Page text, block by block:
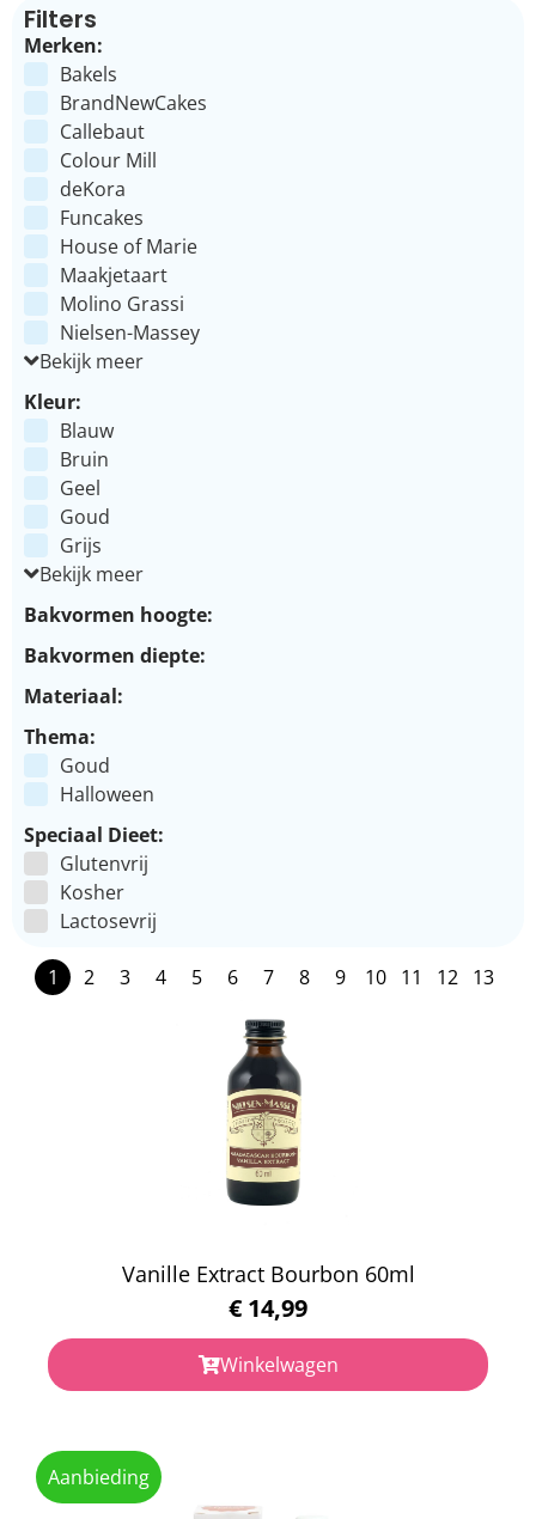
Filters
Merken:
Bakels
BrandNewCakes
Callebaut
Colour Mill
deKora
Funcakes
House of Marie
Maakjetaart
Molino Grassi
Nielsen-Massey
Bekijk meer
Kleur:
Blauw
Bruin
Geel
Goud
Grijs
Bekijk meer
Bakvormen hoogte:
Bakvormen diepte:
Materiaal:
Thema:
Goud
Halloween
Speciaal Dieet:
Glutenvrij
Kosher
Lactosevrij
1 2 3 4 5 6 7 8 9 10 11 12 13
Vanille Extract Bourbon 60ml
€ 14,99
Winkelwagen
Aanbieding